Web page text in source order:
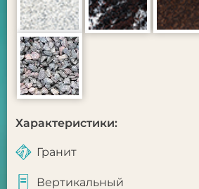
Характеристики:
Гранит
Вертикальный